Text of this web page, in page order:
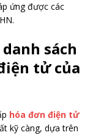
ứng được các
sách
tử của
hóa đơn điện tử
kỹ càng, dựa trên